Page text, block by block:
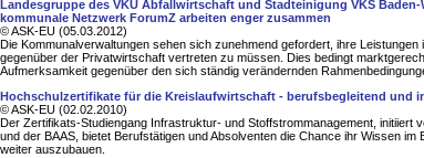
Landesgruppe des VKU Abfallwirtschaft und Stadteinigung VKS
kommunale Netzwerk ForumZ arbeiten enger zusammen
© ASK-EU (05.03.2012)
Die Kommunalverwaltungen sehen sich zunehmend gefordert, ihre
gegenüber der Privatwirtschaft vertreten zu müssen. Dies bedingt
Aufmerksamkeit gegenüber den sich ständig verändernden
Hochschulzertifikate für die Kreislaufwirtschaft - berufsbegleitend und
© ASK-EU (02.02.2010)
Der Zertifikats-Studiengang Infrastruktur- und Stoffstrommanagement, initiiert
und der BAAS, bietet Berufstätigen und Absolventen die Chance ihr Wissen im
weiter auszubauen.